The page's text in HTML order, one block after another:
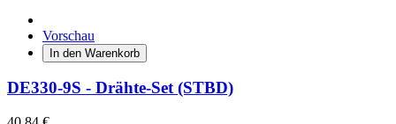
Vorschau
In den Warenkorb
DE330-9S - Drähte-Set (STBD)